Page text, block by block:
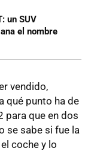
un SUV
el nombre
vendido,
qué punto ha de
para que en dos
se sabe si fue la
coche y lo